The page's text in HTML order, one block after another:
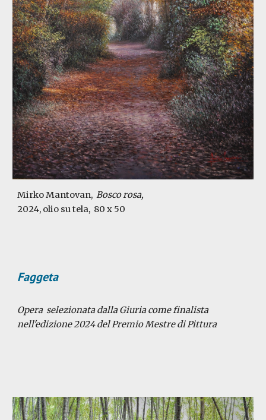
Mirko Mantovan, Bosco rosa,
2024, olio su tela, 80 x 50
Faggeta
Opera selezionata dalla Giuria come finalista
nell'edizione 2024 del Premio Mestre di Pittura